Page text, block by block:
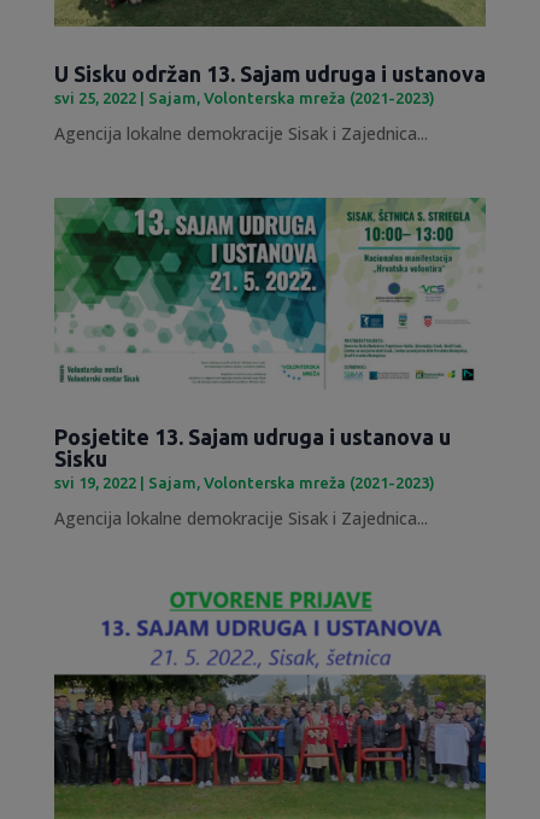
U Sisku održan 13. Sajam udruga i ustanova
svi 25, 2022| Sajam, Volonterska mreža (2021-2023)
Agencija lokalne demokracije Sisak i Zajednica...
Posjetite 13. Sajam udruga i ustanova u
Sisku
svi 19, 2022| Sajam, Volonterska mreža (2021-2023)
Agencija lokalne demokracije Sisak i Zajednica...